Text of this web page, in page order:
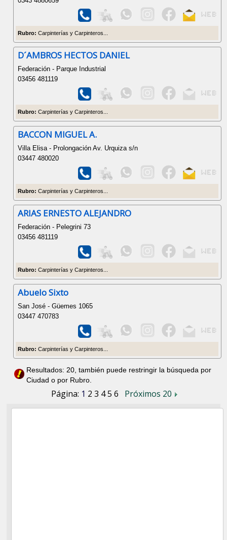
Rubro: Carpinterías y Carpinteros...
D´AMBROS HECTOS DANIEL
Federación - Parque Industrial
03456 481119
Rubro: Carpinterías y Carpinteros...
BACCON MIGUEL A.
Villa Elisa - Prolongación Av. Urquiza s/n
03447 480020
Rubro: Carpinterías y Carpinteros...
ARIAS ERNESTO ALEJANDRO
Federación - Pelegrini 73
03456 481119
Rubro: Carpinterías y Carpinteros...
Abuelo Sixto
San José - Güemes 1065
03447 470783
Rubro: Carpinterías y Carpinteros...
Resultados: 20, también puede restringir la búsqueda por
Ciudad o por Rubro.
Página: 1 2 3 45 6 Próximos 20